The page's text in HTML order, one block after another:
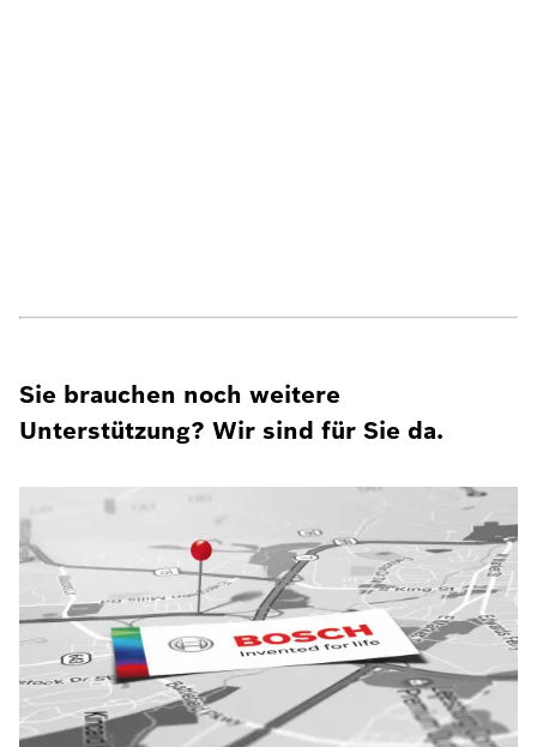
Sie brauchen noch weitere
Unterstützung? Wir sind für Sie da.